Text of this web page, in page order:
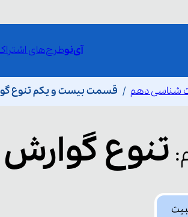
آی‌نوطرح‌های
شناسی دهم قسمت بیست و یکم تنوع
: تنوع گوارش